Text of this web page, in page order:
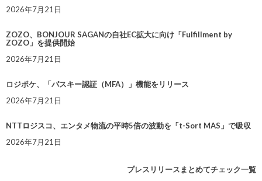
2026年7月21日
ZOZO、BONJOUR SAGANの自社EC拡大に向け「Fulfillment by
ZOZO」を提供開始
2026年7月21日
ロジポケ、「パスキー認証（MFA）」機能をリリース
2026年7月21日
NTTロジスコ、エンタメ物流の平時5倍の波動を「t-Sort MAS」で吸収
2026年7月21日
プレスリリースまとめてチェック一覧